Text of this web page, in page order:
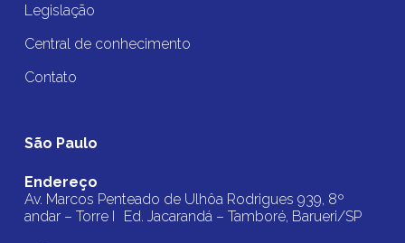
Legislação
Central de conhecimento
Contato
São Paulo
Endereço
Av. Marcos Penteado de Ulhôa Rodrigues 939, 8º
andar – Torre I Ed. Jacarandá – Tamboré, Barueri/SP